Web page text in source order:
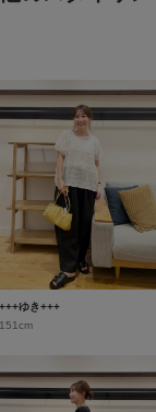
+++ゆき+++
151cm